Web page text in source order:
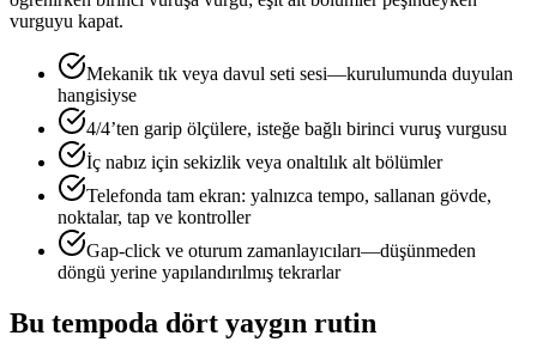
vurguyu kapat.
Mekanik tık veya davul seti sesi—kurulumunda duyulan
hangisiyse
4/4’ten garip ölçülere, isteğe bağlı birinci vuruş vurgusu
İç nabız için sekizlik veya onaltılık alt bölümler
Telefonda tam ekran: yalnızca tempo, sallanan gövde,
noktalar, tap ve kontroller
Gap-click ve oturum zamanlayıcıları—düşünmeden
döngü yerine yapılandırılmış tekrarlar
Bu tempoda dört yaygın rutin